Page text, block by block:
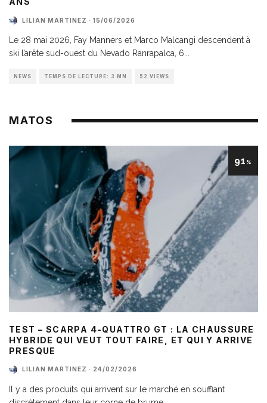
LILIAN MARTINEZ · 15/06/2026
Le 28 mai 2026, Fay Manners et Marco Malcangi descendent à
ski l’arête sud-ouest du Nevado Ranrapalca, 6
NEWS TEMPS DE LECTURE: 3 MN 52 VIEWS
MATOS
91 %
TEST – SCARPA 4-QUATTRO GT : LA CHAUSSURE
HYBRIDE QUI VEUT TOUT FAIRE, ET QUI Y ARRIVE
PRESQUE
LILIAN MARTINEZ · 24/02/2026
Il y a des produits qui arrivent sur le marché en soufflant